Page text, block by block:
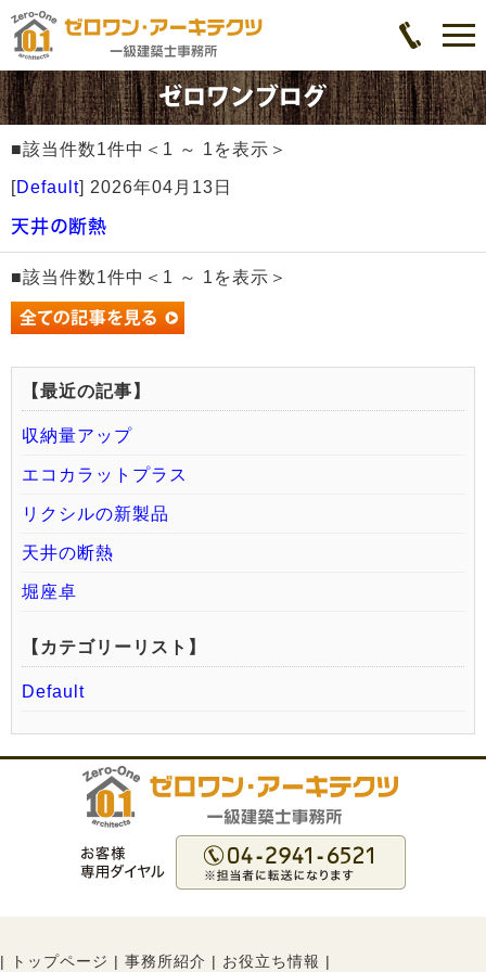
■該当件数1件中＜1 ～ 1を表示＞
[Default] 2026年04月13日
天井の断熱
■該当件数1件中＜1 ～ 1を表示＞
【最近の記事】
収納量アップ
エコカラットプラス
リクシルの新製品
天井の断熱
堀座卓
【カテゴリーリスト】
Default
| トップページ | 事務所紹介 | お役立ち情報 |